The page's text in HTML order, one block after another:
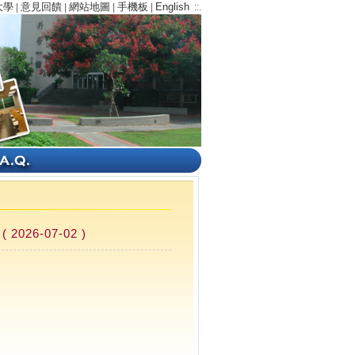
學| 意見回饋| 網站地圖 手機板 English::.
2026-07-02 )